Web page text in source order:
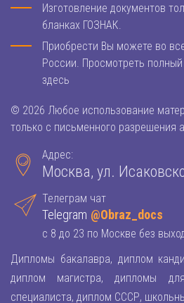
Изготовление документов
бланках ГОЗНАК.
Приобрести Вы можете во
России. Просмотреть
здесь
© 2026 Любое использование
только с письменного разрешения
Адрес:
Москва, ул.
Телеграм чат
Telegram @Obraz_docs
с 8 до 23 по Москве без
Дипломы бакалавра, диплом
диплом магистра, дипломы
специалиста, диплом СССР,